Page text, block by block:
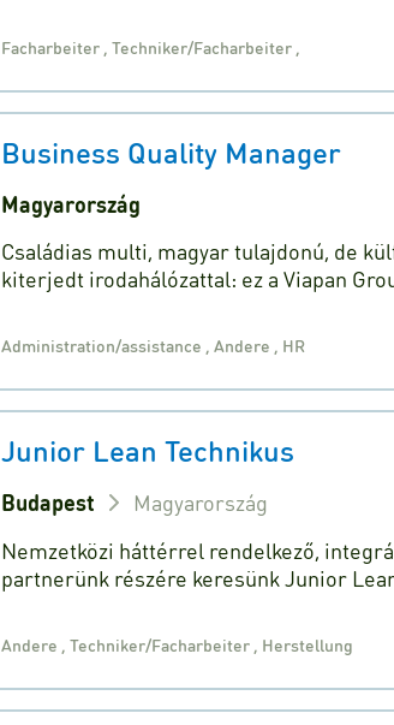
Facharbeiter ,Techniker/Facharbeiter
Business Quality Manager
Magyarország
Családias multi, magyar tulajdonú, de
kiterjedt irodahálózattal: ez a Viapan
Administration/assistance Andere HR
Junior Lean Technikus
Budapest
Magyarország
Nemzetközi háttérrel rendelkező,
partnerünk részére keresünk Junior
Andere ,Techniker/Facharbeiter Herstellung